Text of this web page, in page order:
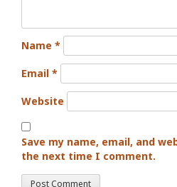
Name *
Email *
Website
Save my name, email, and
the next time I comment.